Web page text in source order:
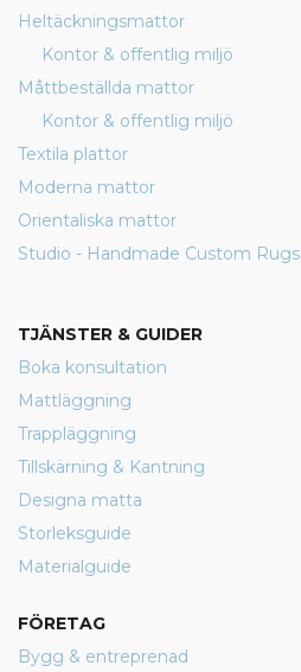
Heltäckningsmattor
Kontor & offentlig miljö
Måttbeställda mattor
Kontor & offentlig miljö
Textila plattor
Moderna mattor
Orientaliska mattor
Studio - Handmade Custom Rugs
TJÄNSTER & GUIDER
Boka konsultation
Mattläggning
Trappläggning
Tillskärning & Kantning
Designa matta
Storleksguide
Materialguide
FÖRETAG
Bygg & entreprenad